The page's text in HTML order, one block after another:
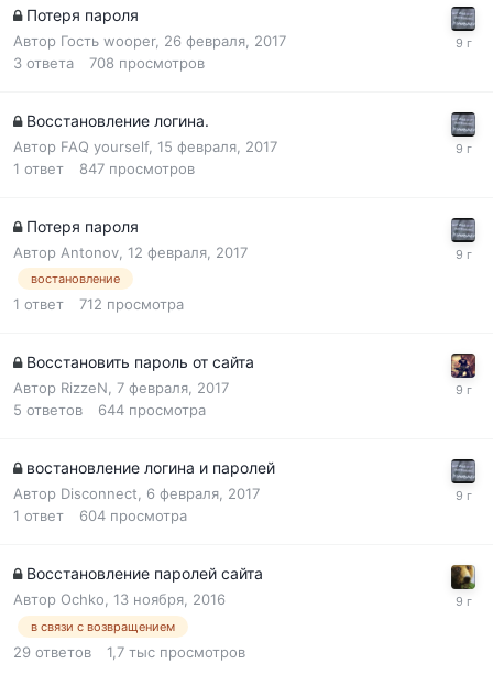
Потеря пароля
Автор Гость wooper, 26 февраля, 2017
3 ответа 708 просмотров
Восстановление логина.
Автор FAQ yourself, 15 февраля, 2017
1 ответ 847 просмотров
Потеря пароля
Автор Antonov, 12 февраля, 2017
востановление
1 ответ 712 просмотра
Восстановить пароль от сайта
Автор RizzeN, 7 февраля, 2017
5 ответов 644 просмотра
востановление логина и паролей
Автор Disconnect, 6 февраля, 2017
1 ответ 604 просмотра
Восстановление паролей сайта
Автор Ochko, 13 ноября, 2016
в связи с возвращением
29 ответов 1,7 тыс просмотров